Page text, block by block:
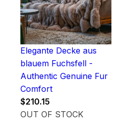
Elegante Decke aus
blauem Fuchsfell -
Authentic Genuine Fur
Comfort
$210.15
OUT OF STOCK